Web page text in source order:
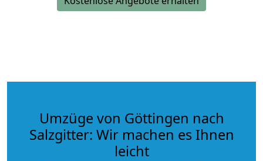
Umzüge von Göttingen nach
Salzgitter: Wir machen es Ihnen
leicht